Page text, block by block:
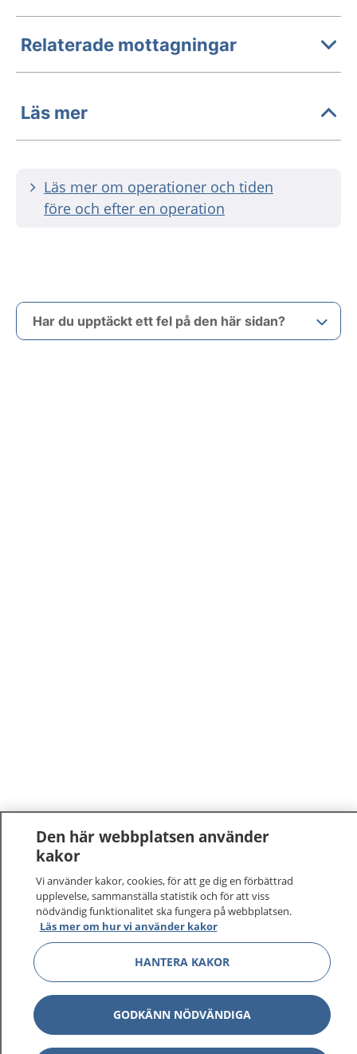
Relaterade mottagningar
Läs mer
Läs mer om operationer och tiden
före och efter en operation
Har du upptäckt ett fel på den här sidan?
Den här webbplatsen använder
kakor
Vi använder kakor, cookies, för att ge dig en förbättrad
upplevelse, sammanställa statistik och för att viss
nödvändig funktionalitet ska fungera på webbplatsen.
Läs mer om hur vi använder kakor
HANTERA KAKOR
GODKÄNN NÖDVÄNDIGA